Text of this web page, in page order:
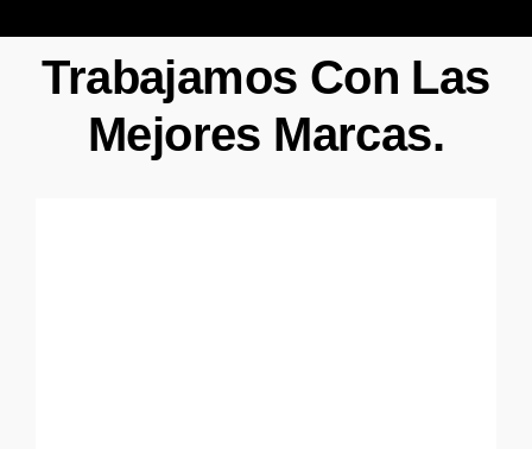
Trabajamos Con Las
Mejores Marcas.